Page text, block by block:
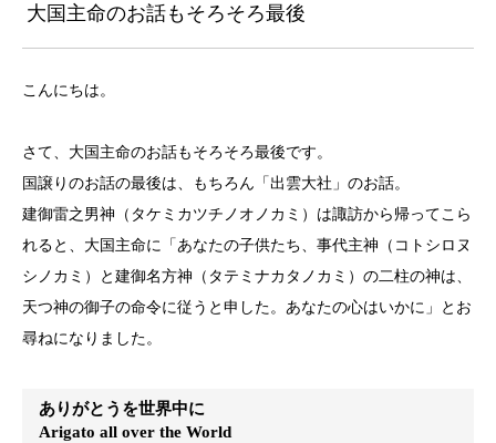
大国主命のお話もそろそろ最後
こんにちは。
さて、大国主命のお話もそろそろ最後です。
国譲りのお話の最後は、もちろん「出雲大社」のお話。
建御雷之男神（タケミカツチノオノカミ）は諏訪から帰ってこら
れると、大国主命に「あなたの子供たち、事代主神（コトシロヌ
シノカミ）と建御名方神（タテミナカタノカミ）の二柱の神は、
天つ神の御子の命令に従うと申した。あなたの心はいかに」とお
尋ねになりました。
ありがとうを世界中に
Arigato all over the World